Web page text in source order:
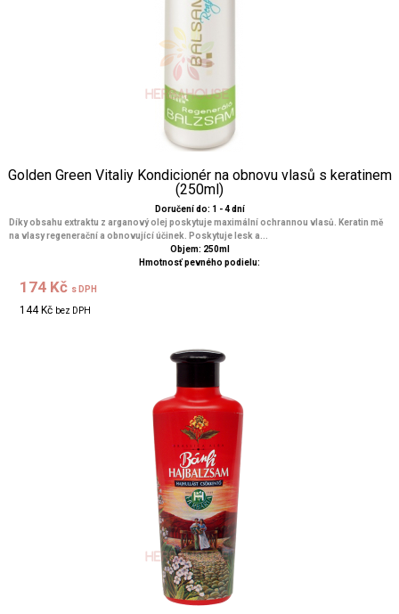
Golden Green Vitaliy Kondicionér na obnovu vlasů s keratinem
(250ml)
Doručení do: 1 - 4 dní
Díky obsahu extraktu z arganový olej poskytuje maximální ochrannou vlasů. Keratin mě
na vlasy regenerační a obnovující účinek. Poskytuje lesk a...
Objem: 250ml
Hmotnosť pevného podielu:
174 Kč s DPH
144 Kč bez DPH